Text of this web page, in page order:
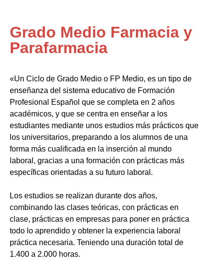
Grado Medio Farmacia y
Parafarmacia
«Un Ciclo de Grado Medio o FP Medio, es un tipo de
enseñanza del sistema educativo de Formación
Profesional Español que se completa en 2 años
académicos, y que se centra en enseñar a los
estudiantes mediante unos estudios más prácticos que
los universitarios, preparando a los alumnos de una
forma más cualificada en la inserción al mundo
laboral, gracias a una formación con prácticas más
específicas orientadas a su futuro laboral.
Los estudios se realizan durante dos años,
combinando las clases teóricas, con prácticas en
clase, prácticas en empresas para poner en práctica
todo lo aprendido y obtener la experiencia laboral
práctica necesaria. Teniendo una duración total de
1.400 a 2.000 horas.